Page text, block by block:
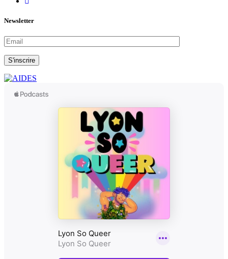
Newsletter
S'inscrire